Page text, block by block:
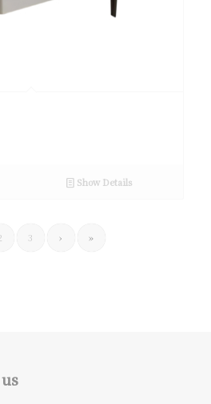
Show Details
2 3 › »